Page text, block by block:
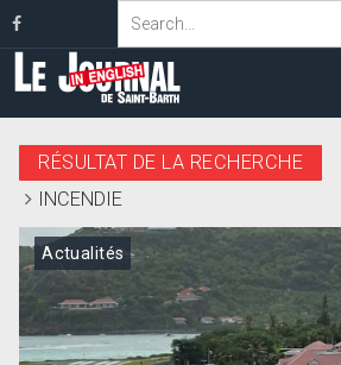
RÉSULTAT DE LA RECHERCHE
INCENDIE
Actualités